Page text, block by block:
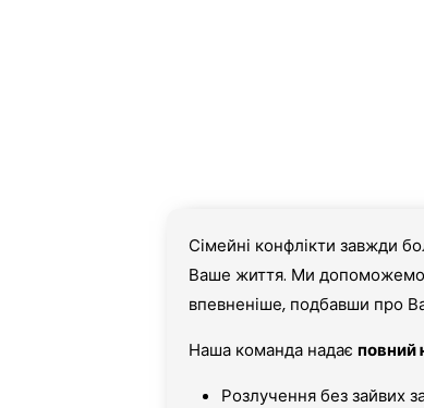
Сімейні конфлікти завжди
Ваше життя. Ми допоможемо
впевненіше, подбавши про
Наша команда надає повний
Розлучення без зайвих